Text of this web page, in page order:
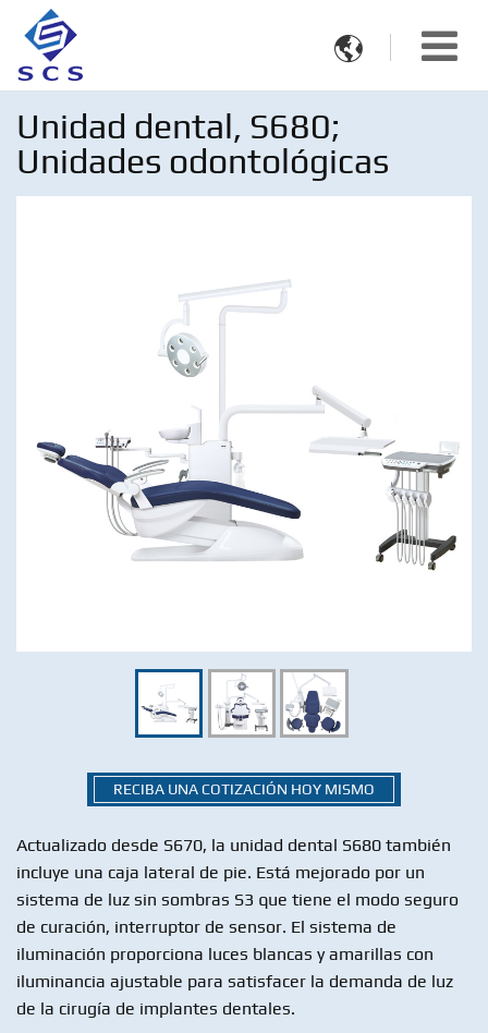

Unidad dental, S680;
Unidades odontológicas
RECIBA UNA COTIZACIÓN HOY MISMO
Actualizado desde S670, la unidad dental S680 también
incluye una caja lateral de pie. Está mejorado por un
sistema de luz sin sombras S3 que tiene el modo seguro
de curación, interruptor de sensor. El sistema de
iluminación proporciona luces blancas y amarillas con
iluminancia ajustable para satisfacer la demanda de luz
de la cirugía de implantes dentales.